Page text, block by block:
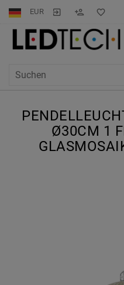
EUR
Ø30CM 1